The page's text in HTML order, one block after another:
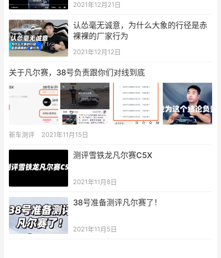
2021年12月21日
认怂毫无诚意，为什么大象的行径是赤
裸裸的厂家行为
2021年12月12日
关于凡尔赛，38号负责跟你们对线到底
新车测评 2021年11月15日
测评雪铁龙凡尔赛C5X
2021年11月8日
38号准备测评凡尔赛了！
2021年11月5日